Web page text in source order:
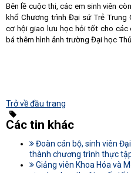
Bên lề cuộc thi, các em sinh viên
khổ Chương trình Đại sứ Trẻ Trung
cơ hội giao lưu học hỏi tốt cho các
bá thêm hình ảnh trường Đại học
Trở về đầu trang
Các tin khác
Đoàn cán bộ, sinh viên
thành chương trình thực
Giảng viên Khoa Hóa và